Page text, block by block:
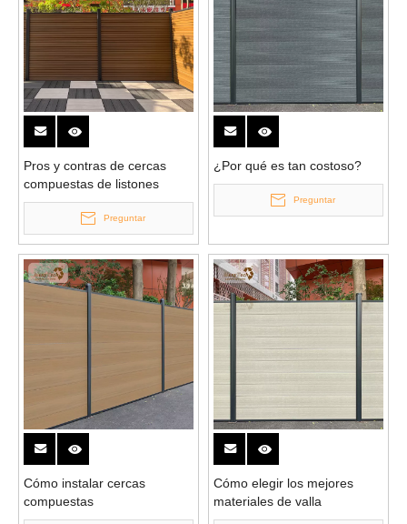
Pros y contras de cercas
compuestas de listones
Preguntar
¿Por qué es tan costoso?
Preguntar
Cómo instalar cercas
compuestas
Cómo elegir los mejores
materiales de valla